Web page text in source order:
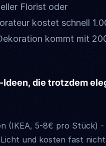
Florist oder
kostet schnell
kommt mit
die trotzdem
(IKEA, 5-8€ pro Stück) -
und kosten fast